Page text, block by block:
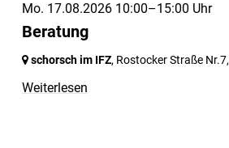
Mo. 17.08.2026 10:00–15:00 Uhr
Beratung
schorsch im IFZ, Rostocker Straße Nr.7,
Weiterlesen